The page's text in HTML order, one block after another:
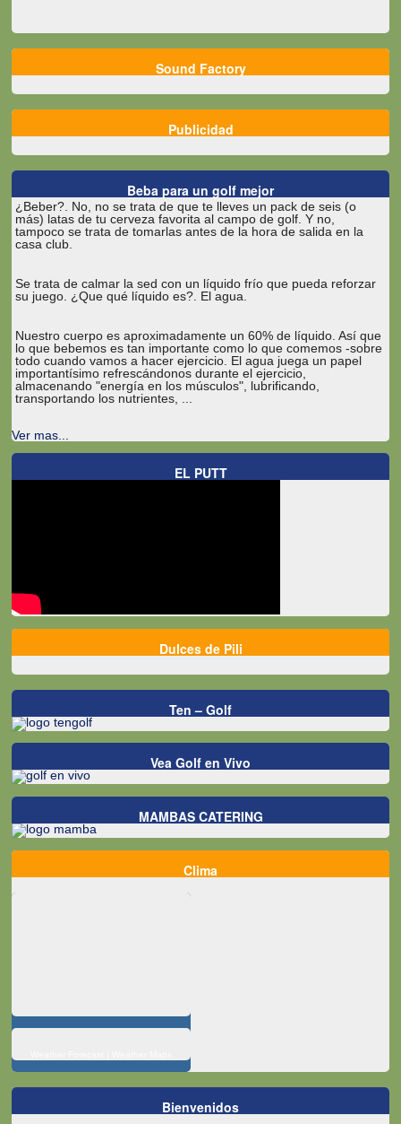
Sound Factory
Publicidad
Beba para un golf mejor
¿Beber?. No, no se trata de que te lleves un pack de seis (o
más) latas de tu cerveza favorita al campo de golf. Y no,
tampoco se trata de tomarlas antes de la hora de salida en la
casa club.
Se trata de calmar la sed con un líquido frío que pueda reforzar
su juego. ¿Que qué líquido es?. El agua.
Nuestro cuerpo es aproximadamente un 60% de líquido. Así que
lo que bebemos es tan importante como lo que comemos -sobre
todo cuando vamos a hacer ejercicio. El agua juega un papel
importantísimo refrescándonos durante el ejercicio,
almacenando "energía en los músculos", lubrificando,
transportando los nutrientes, ...
Ver mas...
EL PUTT
Dulces de Pili
Ten – Golf
Vea Golf en Vivo
MAMBAS CATERING
Clima
Bienvenidos